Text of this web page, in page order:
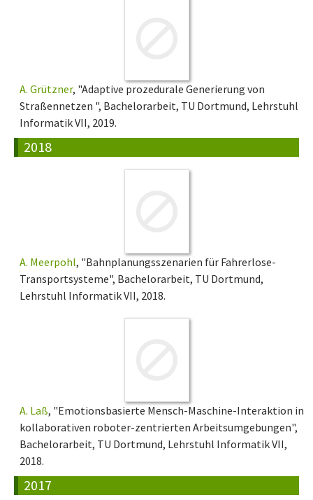
A. Grützner, "Adaptive prozedurale Generierung von
Straßennetzen ", Bachelorarbeit, TU Dortmund, Lehrstuhl
Informatik VII, 2019.
2018
A. Meerpohl, "Bahnplanungsszenarien für Fahrerlose-
Transportsysteme", Bachelorarbeit, TU Dortmund,
Lehrstuhl Informatik VII, 2018.
A. Laß, "Emotionsbasierte Mensch-Maschine-Interaktion in
kollaborativen roboter-zentrierten Arbeitsumgebungen",
Bachelorarbeit, TU Dortmund, Lehrstuhl Informatik VII,
2018.
2017